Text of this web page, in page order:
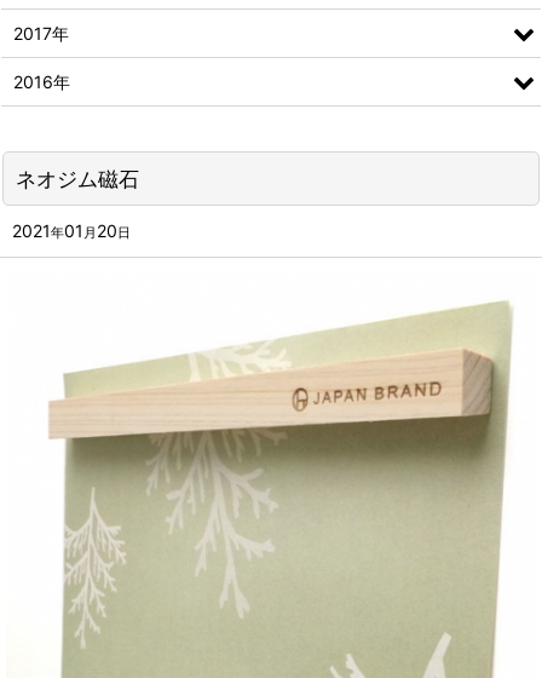
ネオジム磁石
2021年01 月 20日
2017年
2016年